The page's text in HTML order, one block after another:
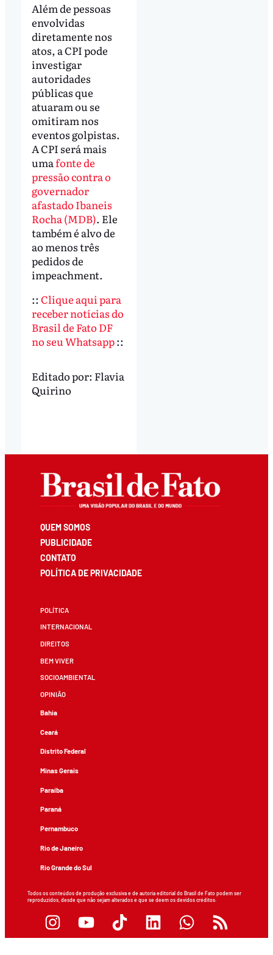
Além de pessoas
envolvidas
diretamente nos
atos, a CPI pode
investigar
autoridades
públicas que
atuaram ou se
omitiram nos
eventos golpistas.
A CPI será mais
umafonte de
pressão contra o
governador
afastado Ibaneis
Rocha (MDB). Ele
também é alvo de
ao menos três
pedidos de
impeachment.
:: Clique aqui para
receber notícias do
Brasil de Fato DF
no seu Whatsapp::
Editado por: Flavia
Quirino
QUEM SOMOS
PUBLICIDADE
CONTATO
POLÍTICA DE PRIVACIDADE
POLÍTICA
INTERNACIONAL
DIREITOS
BEM VIVER
SOCIOAMBIENTAL
OPINIÃO
Bahia
Ceará
Distrito Federal
Minas Gerais
Paraíba
Paraná
Pernambuco
Rio de Janeiro
Rio Grande do Sul
Todos os conteúdos de produção exclusiva e de autoria editorial do Brasil de Fato podem ser
reproduzidos, desde que não sejam alterados e que se deem os devidos créditos.